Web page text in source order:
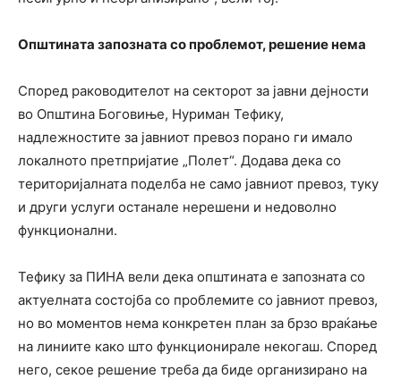
Општината запозната со проблемот, решение нема
Според раководителот на секторот за јавни дејности
во Општина Боговиње, Нуриман Тефику,
надлежностите за јавниот превоз порано ги имало
локалното претпријатие „Полет“. Додава дека со
територијалната поделба не само јавниот превоз, туку
и други услуги останале нерешени и недоволно
функционални.
Тефику за ПИНА вели дека општината е запозната со
актуелната состојба со проблемите со јавниот превоз,
но во моментов нема конкретен план за брзо враќање
на линиите како што функционирале некогаш. Според
него, секое решение треба да биде организирано на